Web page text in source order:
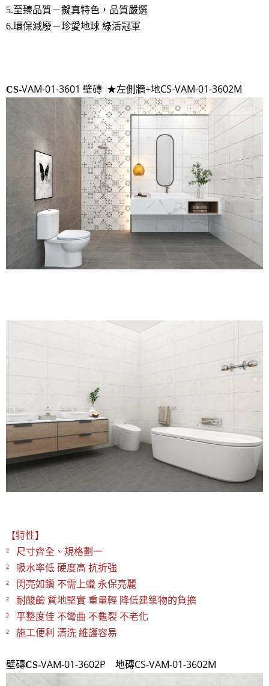
5.至臻品質－擬真特色，品質嚴選
6.環保減廢－珍愛地球 綠活冠軍
CS-VAM-01-3601 壁磚 ★左側牆+地CS-VAM-01-3602M
【特性】
² 尺寸齊全、規格劃一
² 吸水率低 硬度高 抗折強
² 閃亮如鑽 不需上蠟 永保亮麗
² 耐酸鹼 質地堅實 重量輕 降低建築物的負擔
² 平整度佳 不彎曲 不龜裂 不老化
² 施工便利 清洗 維護容易
壁磚CS-VAM-01-3602P 地磚CS-VAM-01-3602M